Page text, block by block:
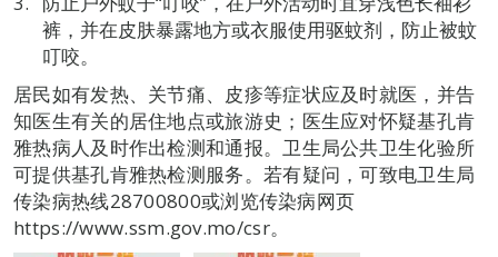
裤，并在皮肤暴露地方或衣服使用驱蚊剂，防止被蚊
叮咬。
居民如有发热、关节痛、皮疹等症状应及时就医，并告
知医生有关的居住地点或旅游史；医生应对怀疑基孔肯
雅热病人及时作出检测和通报。卫生局公共卫生化验所
可提供基孔肯雅热检测服务。若有疑问，可致电卫生局
传染病热线28700800或浏览传染病网页
https://www.ssm.gov.mo/csr。